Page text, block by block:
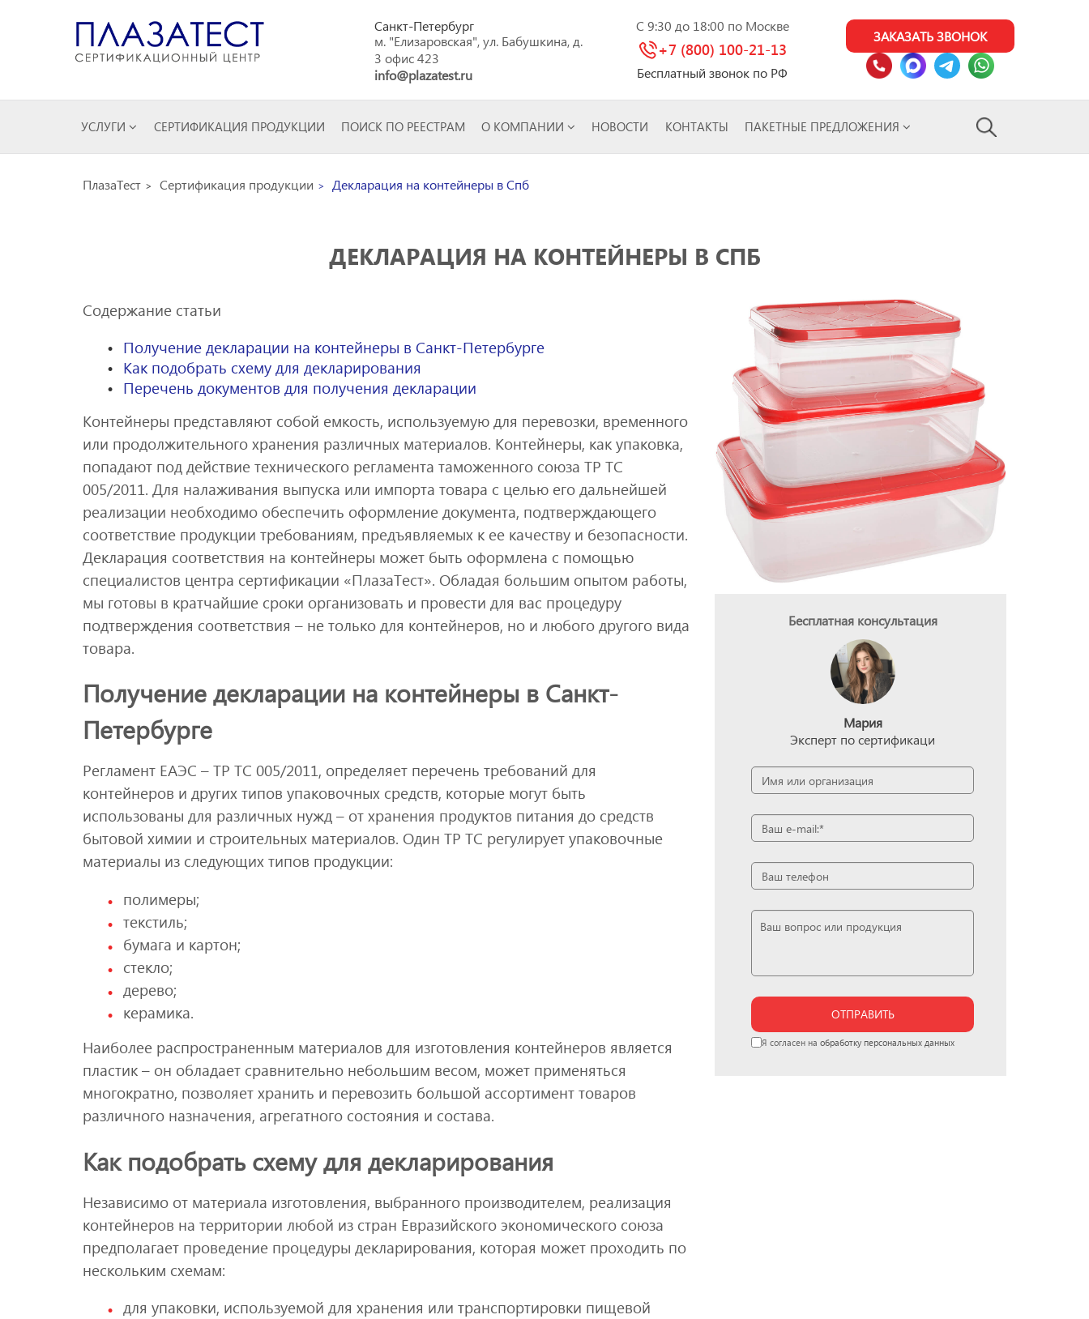
Санкт-Петербург
м. "Елизаровская", ул. Бабушкина, д.
3 офис 423
info@plazatest.ru
C 9:30 до 18:00 по Москве
+7 (800) 100-21-13
Бесплатный звонок по РФ
ЗАКАЗАТЬ ЗВОНОК
УСЛУГИ СЕРТИФИКАЦИЯ ПРОДУКЦИИ ПОИСК ПО РЕЕСТРАМ О КОМПАНИИ НОВОСТИ КОНТАКТЫ ПАКЕТНЫЕ ПРЕДЛОЖЕНИЯ
ПлазаТест Сертификация продукции Декларация на контейнеры в Спб
ДЕКЛАРАЦИЯ НА КОНТЕЙНЕРЫ В СПБ
Содержание статьи
Получение декларации на контейнеры в Санкт-Петербурге
Как подобрать схему для декларирования
Перечень документов для получения декларации
Контейнеры представляют собой емкость, используемую для перевозки, временного
или продолжительного хранения различных материалов. Контейнеры, как упаковка,
попадают под действие технического регламента таможенного союза ТР ТС
005/2011. Для налаживания выпуска или импорта товара с целью его дальнейшей
реализации необходимо обеспечить оформление документа, подтверждающего
соответствие продукции требованиям, предъявляемых к ее качеству и безопасности.
Декларация соответствия на контейнеры может быть оформлена с помощью
специалистов центра сертификации «ПлазаТест». Обладая большим опытом работы,
мы готовы в кратчайшие сроки организовать и провести для вас процедуру
подтверждения соответствия – не только для контейнеров, но и любого другого вида
товара.
Получение декларации на контейнеры в Санкт-
Петербурге
Регламент ЕАЭС – ТР ТС 005/2011, определяет перечень требований для
контейнеров и других типов упаковочных средств, которые могут быть
использованы для различных нужд – от хранения продуктов питания до средств
бытовой химии и строительных материалов. Один ТР ТС регулирует упаковочные
материалы из следующих типов продукции:
полимеры;
текстиль;
бумага и картон;
стекло;
дерево;
керамика.
Наиболее распространенным материалов для изготовления контейнеров является
пластик – он обладает сравнительно небольшим весом, может применяться
многократно, позволяет хранить и перевозить большой ассортимент товаров
различного назначения, агрегатного состояния и состава.
Как подобрать схему для декларирования
Независимо от материала изготовления, выбранного производителем, реализация
контейнеров на территории любой из стран Евразийского экономического союза
предполагает проведение процедуры декларирования, которая может проходить по
нескольким схемам:
для упаковки, используемой для хранения или транспортировки пищевой
Бесплатная консультация
Мария
Эксперт по сертификаци
ОТПРАВИТЬ
Я согласен на обработку персональных данных